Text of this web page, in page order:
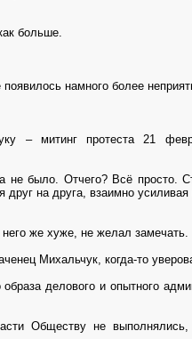
больше.
намного более
– митинг протеста 21
было. Отчего? Всё просто.
на друга, взаимно
же хуже, не желал замечать.
Михальчук, когда-то
делового и опытного
Обществу не выполнялись,